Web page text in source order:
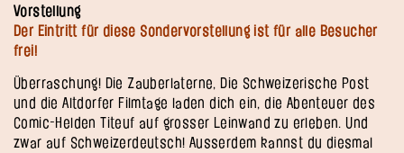
Vorstellung
Der Eintritt für diese Sondervorstellung ist für alle Besucher
frei!
Überraschung! Die Zauberlaterne, Die Schweizerische Post
und die Altdorfer Filmtage laden dich ein, die Abenteuer des
Comic-Helden Titeuf auf grosser Leinwand zu erleben. Und
zwar auf Schweizerdeutsch! Ausserdem kannst du diesmal